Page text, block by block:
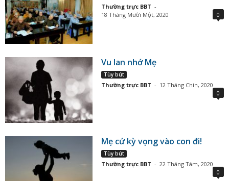
Thường trực BBT -
18 Tháng Mười Một, 2020
0
Vu lan nhớ Mẹ
Tùy bút
Thường trực BBT - 12 Tháng Chín, 2020
0
Mẹ cứ kỳ vọng vào con đi!
Tùy bút
Thường trực BBT - 22 Tháng Tám, 2020
0